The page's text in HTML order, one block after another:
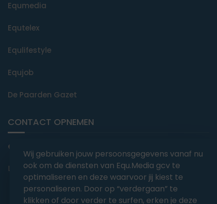
Equmedia
Equtelex
Equlifestyle
Equjob
De Paarden Gazet
CONTACT OPNEMEN
editorial@equmedia.be
Langendamdreef 22 9880 Aalter België
Wij gebruiken jouw persoonsgegevens vanaf nu
ook om de diensten van Equ.Media gcv te
optimaliseren en deze waarvoor jij kiest te
personaliseren. Door op “verdergaan” te
klikken of door verder te surfen, erken je deze